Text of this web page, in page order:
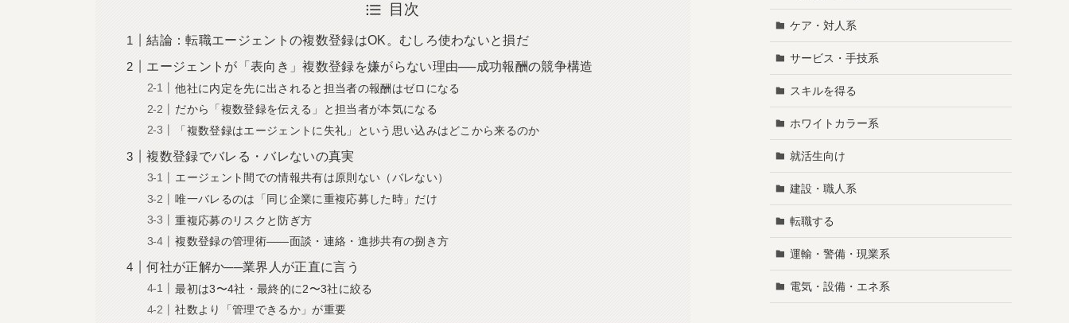
目次
結論：転職エージェントの複数登録はOK。むしろ使わないと損だ
エージェントが「表向き」複数登録を嫌がらない理由──成功報酬の競争構造
他社に内定を先に出されると担当者の報酬はゼロになる
だから「複数登録を伝える」と担当者が本気になる
「複数登録はエージェントに失礼」という思い込みはどこから来るのか
複数登録でバレる・バレないの真実
エージェント間での情報共有は原則ない（バレない）
唯一バレるのは「同じ企業に重複応募した時」だけ
重複応募のリスクと防ぎ方
複数登録の管理術——面談・連絡・進捗共有の捌き方
何社が正解か──業界人が正直に言う
最初は3〜4社・最終的に2〜3社に絞る
社数より「管理できるか」が重要
ケア・対人系
サービス・手技系
スキルを得る
ホワイトカラー系
就活生向け
建設・職人系
転職する
運輸・警備・現業系
電気・設備・エネ系